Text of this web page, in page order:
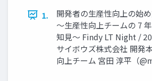
1.
開発者の⽣産性向上の始
〜⽣産性向上チームの 7
知⾒〜 Findy LT Night /
サイボウズ株式会社 開発
向上チーム 宮⽥ 淳平（